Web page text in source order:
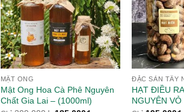
MẬT ONG
Mật Ong Hoa Cà Phê Nguyên
Chất Gia Lai – (1000ml)
ĐẶC SẢN TÂY
HẠT ĐIỀU
NGUYÊN